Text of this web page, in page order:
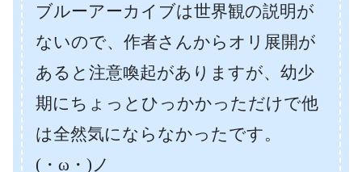
ブルーアーカイブは世界観の説明が
ないので、作者さんからオリ展開が
あると注意喚起がありますが、幼少
期にちょっとひっかかっただけで他
は全然気にならなかったです。
(・ω・)ノ